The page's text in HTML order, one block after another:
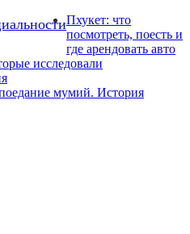
Пхукет: что
посмотреть, поесть и
где арендовать авто
исследовали
мумий. История